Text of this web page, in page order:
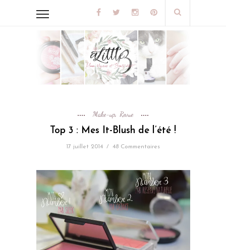
Make-up, Revue
Top 3 : Mes It-Blush de l’été !
17 juillet 2014 / 48 Commentaires